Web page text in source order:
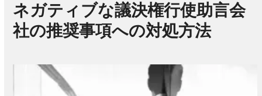
ネガティブな議決権行使助言会
社の推奨事項への対処方法